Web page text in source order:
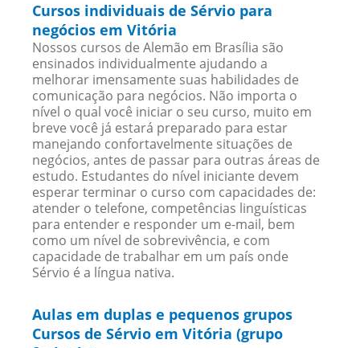
Cursos individuais de Sérvio para
negócios em Vitória
Nossos cursos de Alemão em Brasília são
ensinados individualmente ajudando a
melhorar imensamente suas habilidades de
comunicação para negócios. Não importa o
nível o qual você iniciar o seu curso, muito em
breve você já estará preparado para estar
manejando confortavelmente situações de
negócios, antes de passar para outras áreas de
estudo. Estudantes do nível iniciante devem
esperar terminar o curso com capacidades de:
atender o telefone, competências linguísticas
para entender e responder um e-mail, bem
como um nível de sobrevivência, e com
capacidade de trabalhar em um país onde
Sérvio é a língua nativa.
Aulas em duplas e pequenos grupos
Cursos de Sérvio em Vitória (grupo